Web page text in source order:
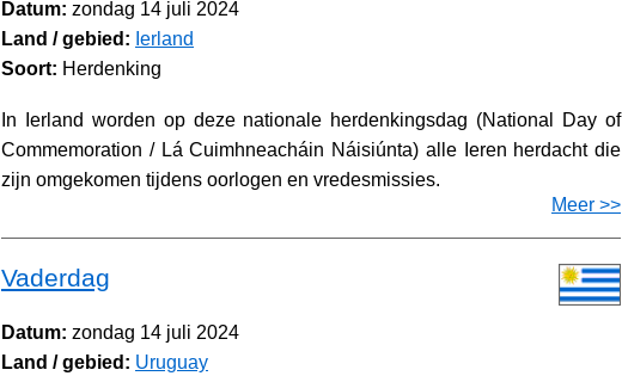
Datum: zondag 14 juli 2024
Land / gebied: Ierland
Soort: Herdenking
In Ierland worden op deze nationale herdenkingsdag (National Day of
Commemoration / Lá Cuimhneacháin Náisiúnta) alle Ieren herdacht die
zijn omgekomen tijdens oorlogen en vredesmissies.
Meer >>
Vaderdag
Datum: zondag 14 juli 2024
Land / gebied: Uruguay